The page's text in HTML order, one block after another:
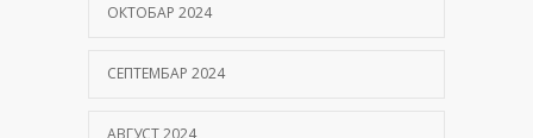
ОКТОБАР 2024
СЕПТЕМБАР 2024
АВГУСТ 2024